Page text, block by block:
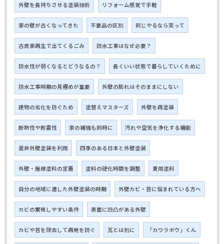
外壁を長持ちさせる塗装技術 リフォーム感覚で手軽
家の壁が古くなってきた 不要品の区別 同じやるなら笑って
古民家再生で出てくるごみ 防水工事はなぜ必要？
防水性が弱くなるとどうなるの？ 長くいい状態で暮らしていくために
防水工事時期の見極めが重要 外壁の膨れはそのままにしない
建物の劣化を防ぐため 塗替えマスターズ 外壁を再塗装
断熱性や耐震性 家の補強も同時に 汚れや空気を浄化する機能
是非外壁塗装を利用 四季のある日本と外壁塗装
外壁・屋根塗料の定着 塗料の硬化時間を調整 夏用塗料
自分の地域に適した外壁塗装の時期 外壁カビ・苔に悩まれている方へ
カビの繁殖しやすい条件 表面に凹凸がある外壁
カビや苔を除去して再発を防ぐ 瓦とは別に 「カワラボウ」くん